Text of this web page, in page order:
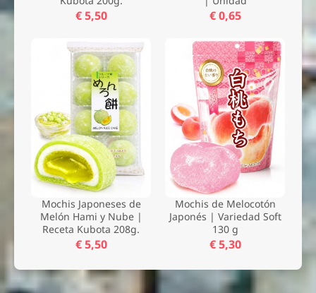
€ 5,50 € 0,65
Mochis Japoneses de
Melón Hami y Nube |
Receta Kubota 208g.
€ 5,50
Mochis de Melocotón
Japonés | Variedad Soft
130 g
€ 5,30